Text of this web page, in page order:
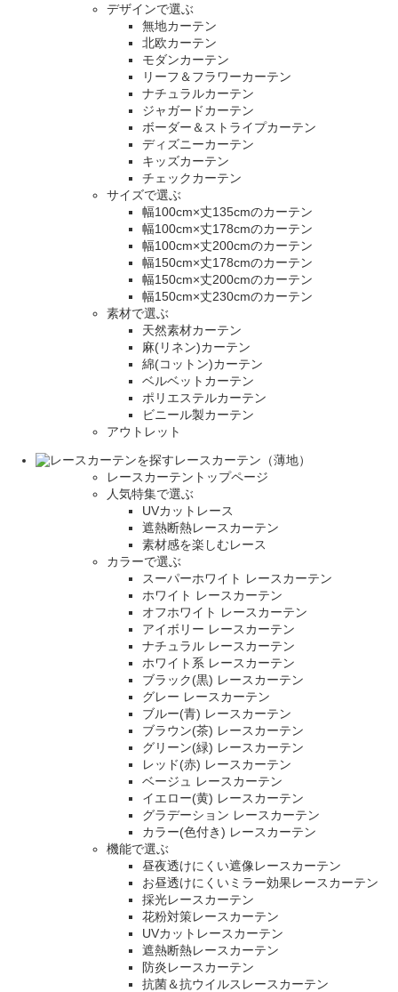
デザインで選ぶ
無地カーテン
北欧カーテン
モダンカーテン
リーフ＆フラワーカーテン
ナチュラルカーテン
ジャガードカーテン
ボーダー＆ストライプカーテン
ディズニーカーテン
キッズカーテン
チェックカーテン
サイズで選ぶ
幅100cm×丈135cmのカーテン
幅100cm×丈178cmのカーテン
幅100cm×丈200cmのカーテン
幅150cm×丈178cmのカーテン
幅150cm×丈200cmのカーテン
幅150cm×丈230cmのカーテン
素材で選ぶ
天然素材カーテン
麻(リネン)カーテン
綿(コットン)カーテン
ベルベットカーテン
ポリエステルカーテン
ビニール製カーテン
アウトレット
レースカーテン（薄地）
レースカーテントップページ
人気特集で選ぶ
UVカットレース
遮熱断熱レースカーテン
素材感を楽しむレース
カラーで選ぶ
スーパーホワイト レースカーテン
ホワイト レースカーテン
オフホワイト レースカーテン
アイボリー レースカーテン
ナチュラル レースカーテン
ホワイト系 レースカーテン
ブラック(黒) レースカーテン
グレー レースカーテン
ブルー(青) レースカーテン
ブラウン(茶) レースカーテン
グリーン(緑) レースカーテン
レッド(赤) レースカーテン
ベージュ レースカーテン
イエロー(黄) レースカーテン
グラデーション レースカーテン
カラー(色付き) レースカーテン
機能で選ぶ
昼夜透けにくい遮像レースカーテン
お昼透けにくいミラー効果レースカーテン
採光レースカーテン
花粉対策レースカーテン
UVカットレースカーテン
遮熱断熱レースカーテン
防炎レースカーテン
抗菌＆抗ウイルスレースカーテン